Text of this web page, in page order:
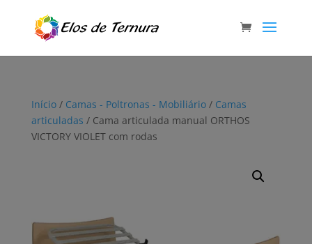
Início/ Camas - Poltronas - Mobiliário/ Camas
articuladas / Cama articulada manual ORTHOS
VICTORY VIOLET com rodas